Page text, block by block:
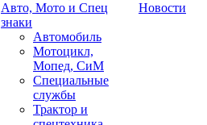
Авто, Мото и Спец
знаки
Автомобиль
Мотоцикл,
Мопед, СиМ
Специальные
службы
Трактор и
Новости